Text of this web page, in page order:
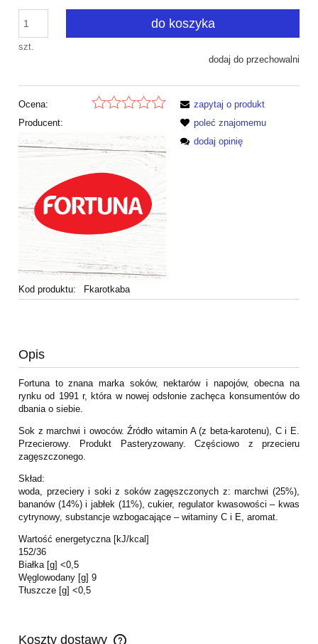
szt.
do koszyka
dodaj do przechowalni
Ocena:
Producent:
Kod produktu: Fkarotkaba
zapytaj o produkt
poleć znajomemu
dodaj opinię
Opis
Fortuna to znana marka soków, nektarów i napojów, obecna na
rynku od 1991 r, która w nowej odsłonie zachęca konsumentów do
dbania o siebie.
Sok z marchwi i owoców. Źródło witamin A (z beta-karotenu), C i E.
Przecierowy. Produkt Pasteryzowany. Częściowo z przecieru
zagęszczonego.
Skład:
woda, przeciery i soki z soków zagęszczonych z: marchwi (25%),
bananów (14%) i jabłek (11%), cukier, regulator kwasowości – kwas
cytrynowy, substancje wzbogacające – witaminy C i E, aromat.
Wartość energetyczna [kJ/kcal]
152/36
Białka [g] <0,5
Węglowodany [g] 9
Tłuszcze [g] <0,5
Koszty dostawy